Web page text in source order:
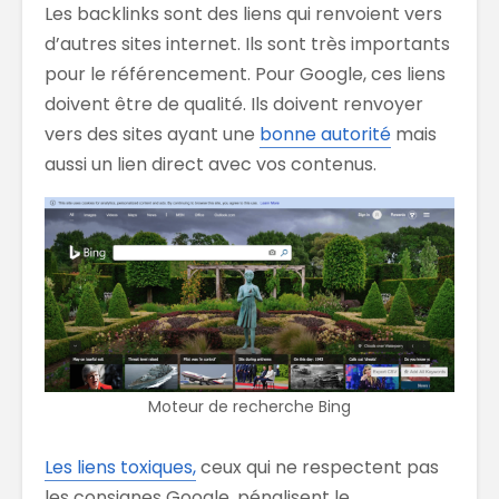
Les backlinks sont des liens qui renvoient vers
d’autres sites internet. Ils sont très importants
pour le référencement. Pour Google, ces liens
doivent être de qualité. Ils doivent renvoyer
vers des sites ayant une bonne autorité mais
aussi un lien direct avec vos contenus.
Moteur de recherche Bing
Les liens toxiques,ceux qui ne respectent pas